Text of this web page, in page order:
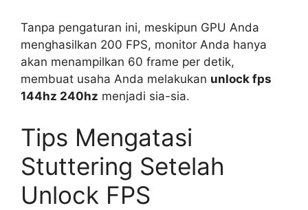
Tanpa pengaturan ini, meskipun GPU Anda
menghasilkan 200 FPS, monitor Anda hanya
akan menampilkan 60 frame per detik,
membuat usaha Anda melakukan unlock fps
144hz 240hz menjadi sia-sia.
Tips Mengatasi
Stuttering Setelah
Unlock FPS